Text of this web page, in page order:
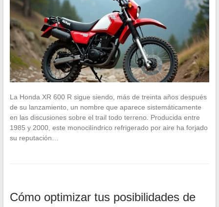
La Honda XR 600 R sigue siendo, más de treinta años después
de su lanzamiento, un nombre que aparece sistemáticamente
en las discusiones sobre el trail todo terreno. Producida entre
1985 y 2000, este monocilíndrico refrigerado por aire ha forjado
su reputación…
Cómo optimizar tus posibilidades de